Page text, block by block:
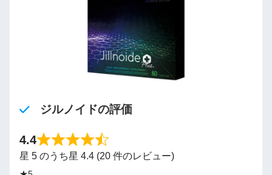
ジルノイドの評価
4.4
星 5 のうち星 4.4 (20 件のレビュー)